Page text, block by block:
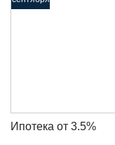
Ипотека от 3.5%